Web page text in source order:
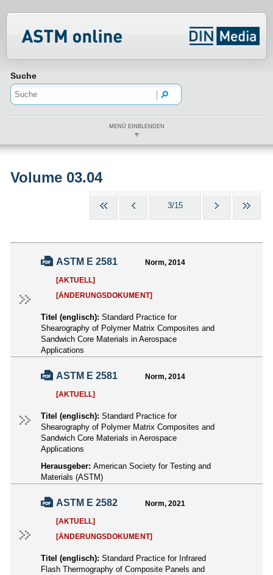
Suche
MENÜ EINBLENDEN
Volume 03.04
3/15
ASTM E 2581 Norm, 2014
[AKTUELL]
[ÄNDERUNGSDOKUMENT]
Titel (englisch): Standard Practice for
Shearography of Polymer Matrix Composites and
Sandwich Core Materials in Aerospace
Applications
ASTM E 2581 Norm, 2014
[AKTUELL]
Titel (englisch): Standard Practice for
Shearography of Polymer Matrix Composites and
Sandwich Core Materials in Aerospace
Applications
Herausgeber: American Society for Testing and
Materials (ASTM)
ASTM E 2582 Norm, 2021
[AKTUELL]
[ÄNDERUNGSDOKUMENT]
Titel (englisch): Standard Practice for Infrared
Flash Thermography of Composite Panels and